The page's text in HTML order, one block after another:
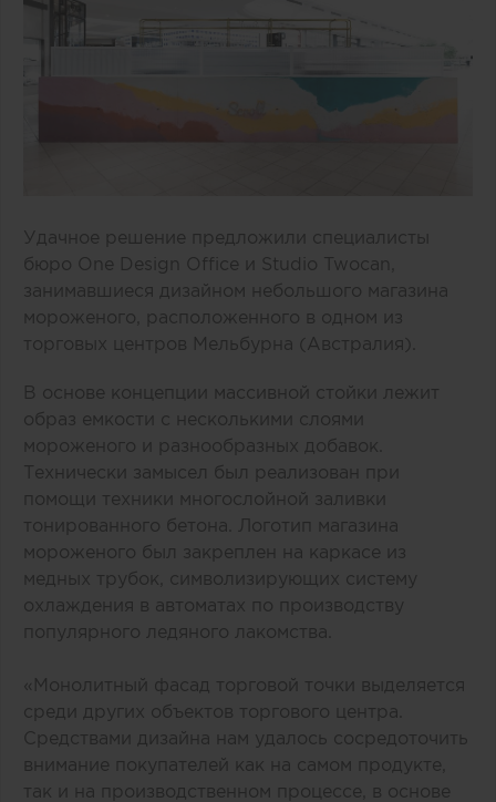
Удачное решение предложили специалисты
бюро One Design Office и Studio Twocan,
занимавшиеся дизайном небольшого магазина
мороженого, расположенного в одном из
торговых центров Мельбурна (Австралия).
В основе концепции массивной стойки лежит
образ емкости с несколькими слоями
мороженого и разнообразных добавок.
Технически замысел был реализован при
помощи техники многослойной заливки
тонированного бетона. Логотип магазина
мороженого был закреплен на каркасе из
медных трубок, символизирующих систему
охлаждения в автоматах по производству
популярного ледяного лакомства.
«Монолитный фасад торговой точки выделяется
среди других объектов торгового центра.
Средствами дизайна нам удалось сосредоточить
внимание покупателей как на самом продукте,
так и на производственном процессе, в основе